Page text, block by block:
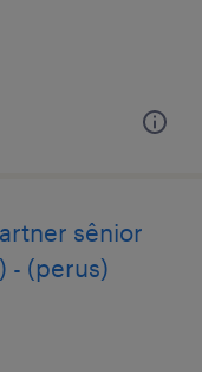
sênior
- (perus)